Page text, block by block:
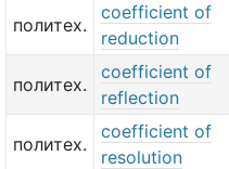
политех.
coefficient of
reduction
политех.
coefficient of
reflection
политех.
coefficient of
resolution